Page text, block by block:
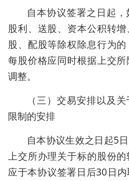
自本协议签署之日起
股利、送股、资本公积转
股、配股等除权除息行为
每股价格应同时根据上交
调整。
（三）交易安排以及
限制的安排
自本协议生效之日起5
上交所办理关于标的股份
应于本协议签署日后30日